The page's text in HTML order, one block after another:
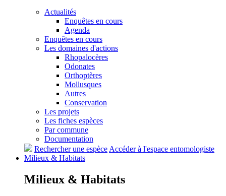
Actualités
Enquêtes en cours
Agenda
Enquêtes en cours
Les domaines d'actions
Rhopalocères
Odonates
Orthoptères
Mollusques
Autres
Conservation
Les projets
Les fiches espèces
Par commune
Documentation
Rechercher une espèce Accéder à l'espace entomologiste
Milieux & Habitats
Milieux & Habitats